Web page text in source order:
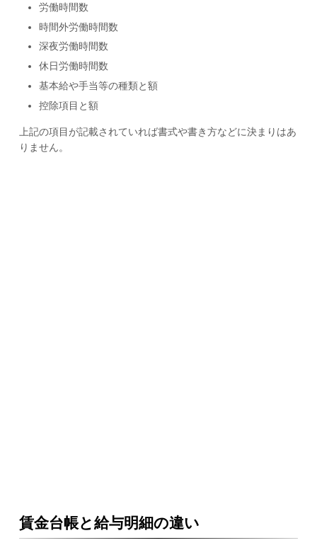
労働時間数
時間外労働時間数
深夜労働時間数
休日労働時間数
基本給や手当等の種類と額
控除項目と額
上記の項目が記載されていれば書式や書き方などに決まりはあ
りません。
賃金台帳と給与明細の違い